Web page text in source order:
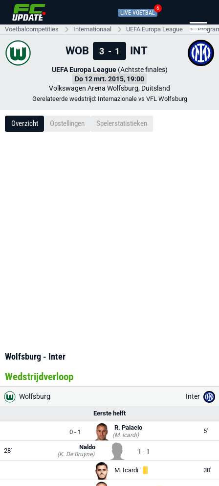
LIVE VOETBAL
6
Voetbalcompetities Internationaal UEFA Europa League
WOB 3 - 1 INT
UEFA Europa League(Achtste finales)
Do 12 mrt. 2015, 19:00
Volkswagen Arena Wolfsburg, Duitsland
Gerelateerde wedstrijd: Internazionale vs VFL Wolfsburg
Overzicht Opstellingen Spelerstatistieken
Wolfsburg - Inter
Wedstrijdverloop
Wolfsburg Inter
Eerste helft
0 - 1
R. Palacio
(M. Icardi)
5'
28' (K. De Bruyne)
Naldo
1 - 1
M. Icardi 30'